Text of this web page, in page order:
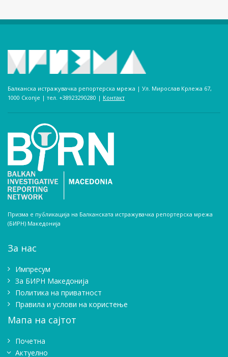
Балканска истражувачка репортерска мрежа | Ул. Мирослав Крлежа 67,
1000 Скопје | тел. +38923290280­ | Контакт
Призма е публикација на Балканската истражувачка репортерска мрежа
(БИРН) Македонија
За нас
Импресум
Зa БИРН Македонија
Политика на приватност
Правила и услови на користење
Мапа на сајтот
Почетна
Актуелно